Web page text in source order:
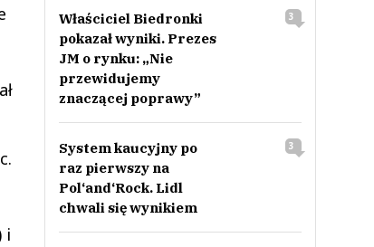
i
Właściciel Biedronki
pokazał wyniki. Prezes
JM o rynku: „Nie
przewidujemy
znaczącej poprawy”
3
System kaucyjny po
raz pierwszy na
Pol‘and‘Rock. Lidl
chwali się wynikiem
3